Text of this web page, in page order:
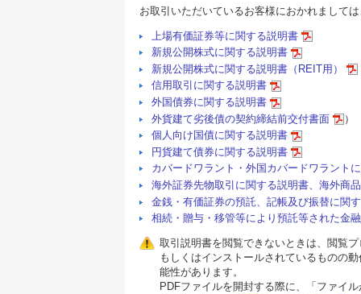
お取引いただいているお客様におかれまして
上場有価証券等に関する説明書
新規公開株式に関する説明書
新規公開株式に関する説明書（REIT用）
信用取引に関する説明書
外国債券に関する説明書
外貨建て劣後債の契約締結前交付書面
）
個人向け国債に関する説明書
円貨建て債券に関する説明書
カバードワラント・外国カバードワラント
海外証券先物取引に関する説明書、海外商
金銭・有価証券の預託、記帳及び振替に関
相続・贈与・移管等により預託等された金
取引説明書を閲覧できないときは、閲覧
もしくはインストールされているものの
能性があります。
PDFファイルを開封する際に、「ファイ